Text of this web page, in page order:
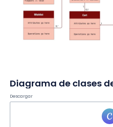
Descargar